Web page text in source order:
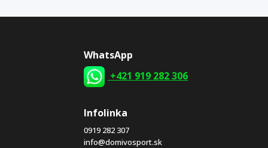
WhatsApp
+421 919 282 306
Infolinka
0919 282 307
info@domivosport.sk